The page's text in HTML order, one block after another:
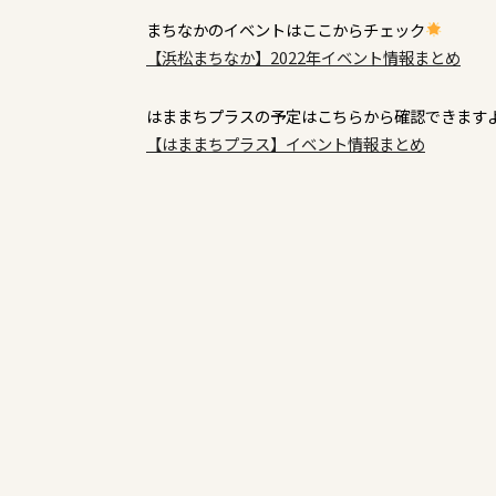
まちなかのイベントはここからチェック
【浜松まちなか】2022年イベント情報まとめ
はままちプラスの予定はこちらから確認できます
【はままちプラス】イベント情報まとめ